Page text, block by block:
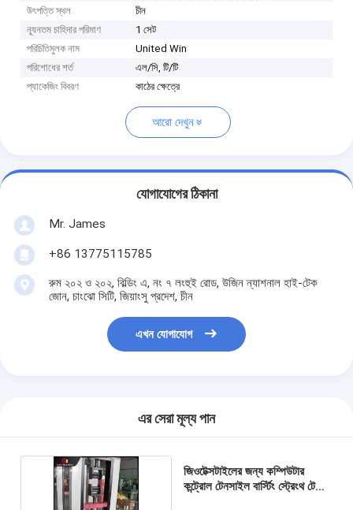
উৎপত্তি স্থল
চীন
ন্যূনতম চাহিদার পরিমাণ
1 সেট
পরিচিতিমুলক নাম
United Win
পরিশোধের শর্ত
এল/সি, টি/টি
প্যাকেজিং বিবরণ
কাঠের ক্ষেত্রে
আরো দেখুন
যোগাযোগের ঠিকানা
Mr. James
+86 13775115785
রুম ২০২ ও ২০২, বিল্ডিং এ, নং ৭ লংহুই রোড, উজিন ন্যাশনাল হাই-টেক
জোন, চাংঝো সিটি, জিয়াংসু প্রদেশ, চীন
এখন যোগাযোগ
এর সেরা মূল্য পান
জিওটেক্সটাইলের জন্য কম্পিউটার
কন্ট্রোল টেনসাইল বার্স্টিং স্ট্রেংথ টেস্টার